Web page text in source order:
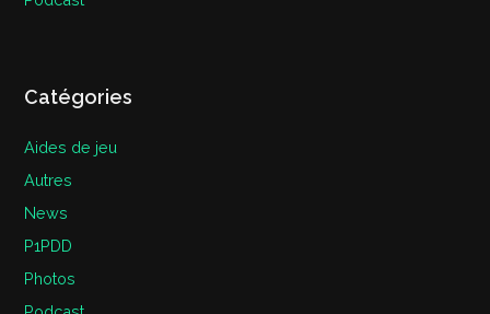
Catégories
Aides de jeu
Autres
News
P1PDD
Photos